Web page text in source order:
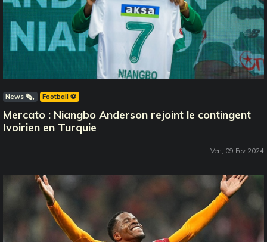
News 🗞️ Football ⚽️
Mercato : Niangbo Anderson rejoint le contingent
Ivoirien en Turquie
Ven, 09 Fev 2024